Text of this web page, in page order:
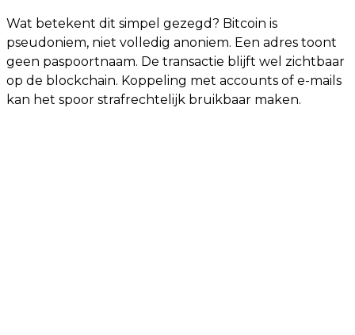
Wat betekent dit simpel gezegd? Bitcoin is
pseudoniem, niet volledig anoniem. Een adres toont
geen paspoortnaam. De transactie blijft wel zichtbaar
op de blockchain. Koppeling met accounts of e-mails
kan het spoor strafrechtelijk bruikbaar maken.